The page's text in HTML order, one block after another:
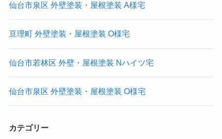
仙台市泉区 外壁塗装・屋根塗装 A様宅
亘理町 外壁塗装・屋根塗装 O様宅
仙台市若林区 外壁・屋根塗装 Nハイツ宅
仙台市泉区 外壁塗装・屋根塗装 O様宅
カテゴリー